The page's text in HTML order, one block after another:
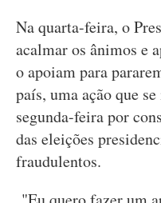
Na quarta-feira, o
acalmar os ânimos e
o apoiam para
país, uma ação que
segunda-feira por
das eleições
fraudulentos.